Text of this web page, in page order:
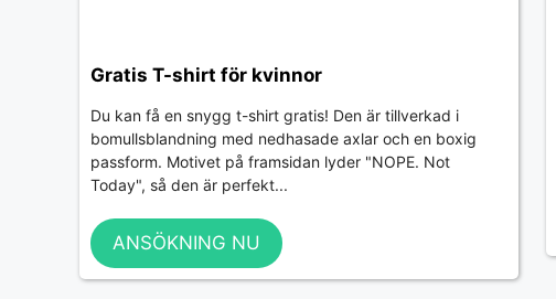
Gratis T-shirt för kvinnor
Du kan få en snygg t-shirt gratis! Den är tillverkad i
bomullsblandning med nedhasade axlar och en boxig
passform. Motivet på framsidan lyder "NOPE. Not
Today", så den är perfekt...
ANSÖKNING NU